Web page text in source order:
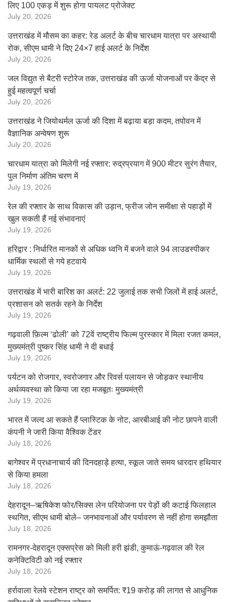
लिए 100 एकड़ में शुरू होगा पायलट प्रोजेक्ट
July 20, 2026
उत्तराखंड में मौसम का कहर: रेड अलर्ट के बीच चारधाम यात्रा पर अस्थायी
रोक, सीएम धामी ने दिए 24×7 हाई अलर्ट के निर्देश
July 20, 2026
जल विद्युत से बैटरी स्टोरेज तक, उत्तराखंड की ऊर्जा योजनाओं पर केंद्र से
हुई महत्वपूर्ण चर्चा
July 20, 2026
उत्तराखंड ने जियोथर्मल ऊर्जा की दिशा में बढ़ाया बड़ा कदम, तपोवन में
वैज्ञानिक अन्वेषण शुरू
July 20, 2026
चारधाम यात्रा को मिलेगी नई रफ्तार: रुद्रप्रयाग में 900 मीटर सुरंग तैयार,
पुल निर्माण अंतिम चरण में
July 19, 2026
रेल की रफ्तार के साथ विकास की उड़ान, फ्रीज जोन समीक्षा से पहाड़ों में
खुल सकती हैं नई संभावनाएं
July 19, 2026
हरिद्वार : निर्धारित मानकों से अधिक ध्वनि में बजने वाले 94 लाउडस्पीकर
धार्मिक स्थलों से गये हटवाये
July 19, 2026
उत्तराखंड में भारी बारिश का अलर्ट: 22 जुलाई तक सभी जिलों में हाई अलर्ट,
प्रशासन को सतर्क रहने के निर्देश
July 19, 2026
गढ़वाली फ़िल्म ‘ढोली’ को 72वें राष्ट्रीय फिल्म पुरस्कार में मिला रजत कमल,
मुख्यमंत्री पुष्कर सिंह धामी ने दी बधाई
July 19, 2026
पर्यटन को रोजगार, स्वरोजगार और रिवर्स पलायन से जोड़कर स्थानीय
अर्थव्यवस्था को किया जा रहा मजबूतः मुख्यमंत्री
July 19, 2026
भारत में जल्द आ सकते हैं प्लास्टिक के नोट, आरबीआई की नोट छापने वाली
कंपनी ने जारी किया वैश्विक टेंडर
July 18, 2026
बागेश्वर में प्रधानाचार्य की दिनदहाड़े हत्या, स्कूल जाते समय धारदार हथियार
से किया हमला
July 18, 2026
देहरादून–ऋषिकेश फोर/सिक्स लेन परियोजना पर पेड़ों की कटाई फिलहाल
स्थगित, सीएम धामी बोले– जनभावनाओं और पर्यावरण से नहीं होगा समझौता
July 18, 2026
रामनगर-देहरादून एक्सप्रेस को मिली हरी झंडी, कुमाऊं-गढ़वाल की रेल
कनेक्टिविटी को नई रफ्तार
July 18, 2026
हर्रावाला रेलवे स्टेशन राष्ट्र को समर्पित: ₹19 करोड़ की लागत से आधुनिक